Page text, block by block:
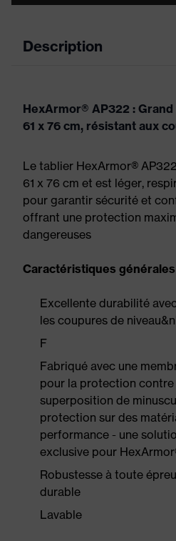
Description
HexArmor® AP322 :
61 x 76 cm, résistant aux
Le tablier HexArmor®
61 x 76 cm et est léger,
pour garantir sécurité et
offrant une protection
dangereuses
Caractéristiques générales
Excellente durabilité
les coupures de
F
Fabriqué avec une
pour la protection contre
superposition de
protection sur des
performance - une
exclusive pour
Robustesse à toute
durable
Lavable